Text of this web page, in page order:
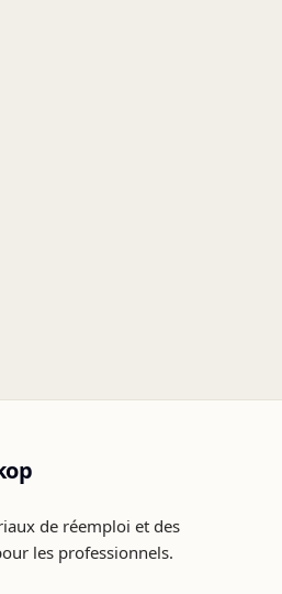
de réemploi et des
les professionnels.